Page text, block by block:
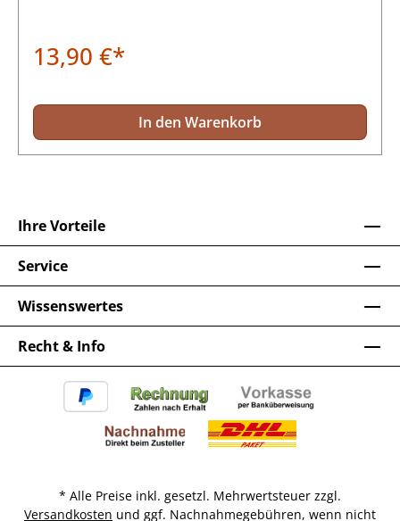
13,90 €*
In den Warenkorb
Recht & Info
Ihre Vorteile
Service
Wissenswertes
* Alle Preise inkl. gesetzl. Mehrwertsteuer zzgl.
Versandkosten und ggf. Nachnahmegebühren, wenn nicht